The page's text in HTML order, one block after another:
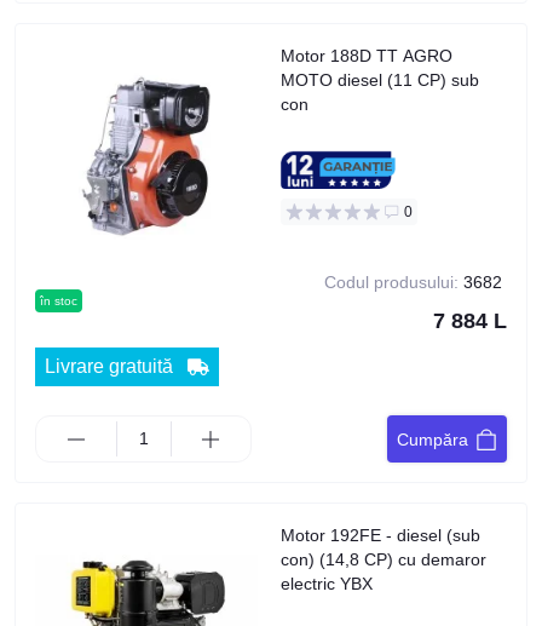
în stoc
Motor 188D TT AGRO
MOTO diesel (11 CP) sub
con
0
Codul produsului: 3682
7 884 L
Livrare gratuită
Cumpăra
Motor 192FE - diesel (sub
con) (14,8 CP) cu demaror
electric YBX